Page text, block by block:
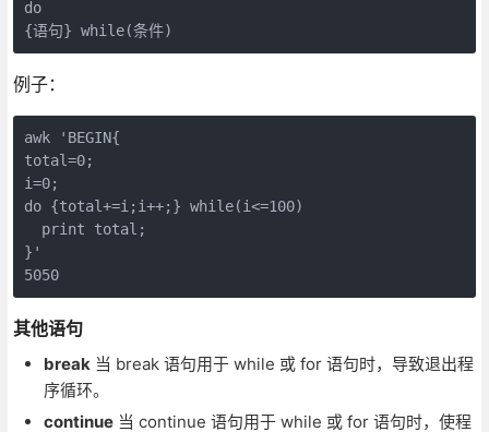
do
{语句} while(条件)
例子：
awk 'BEGIN{
total=0;
i=0;
do {total+=i;i++;} while(i<=100)
  print total;
}'
5050
其他语句
break 当 break 语句用于 while 或 for 语句时，导致退出程
序循环。
continue当 continue 语句用于 while 或 for 语句时，使程